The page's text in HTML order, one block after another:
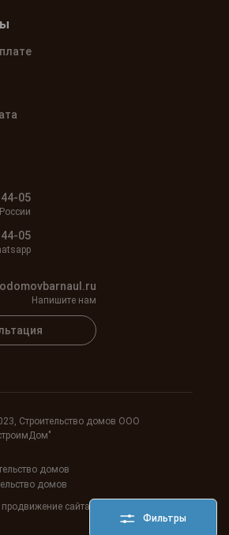
Фильтры
05
05
Напишите нам
Строительство домов ООО
продвижение сайта